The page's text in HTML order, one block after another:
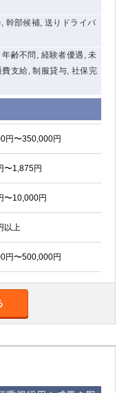
幹部候補, 送りドライバ
齢不問, 経験者優遇, 未
支給, 制服貸与, 社保完
円〜350,000円
〜1,875円
〜10,000円
以上
円〜500,000円
口／東口）
）
「赤羽駅」から徒歩2分 ②東
新宿
②新宿
)
）